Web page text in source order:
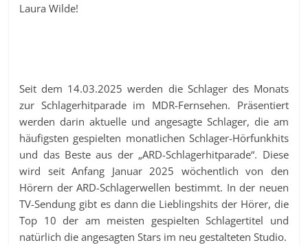
Laura Wilde!
Seit dem 14.03.2025 werden die Schlager des Monats
zur Schlagerhitparade im MDR-Fernsehen. Präsentiert
werden darin aktuelle und angesagte Schlager, die am
häufigsten gespielten monatlichen Schlager-Hörfunkhits
und das Beste aus der „ARD-Schlagerhitparade“. Diese
wird seit Anfang Januar 2025 wöchentlich von den
Hörern der ARD-Schlagerwellen bestimmt. In der neuen
TV-Sendung gibt es dann die Lieblingshits der Hörer, die
Top 10 der am meisten gespielten Schlagertitel und
natürlich die angesagten Stars im neu gestalteten Studio.